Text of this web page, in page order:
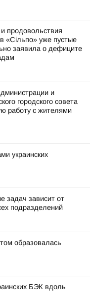
продовольствия
«Сільпо» уже пустые
заявила о дефиците
и
городского совета
работу с жителями
украинских
задач зависит от
подразделений
образовалась
БЭК вдоль